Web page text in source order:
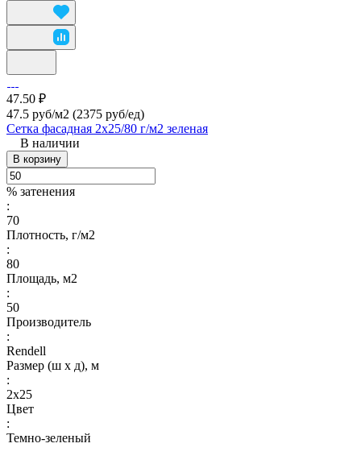
47.50 ₽
47.5 руб/м2 (2375 руб/eд)
Сетка фасадная 2х25/80 г/м2 зеленая
В наличии
В корзину
% затенения
:
70
Плотность, г/м2
:
80
Площадь, м2
:
50
Производитель
:
Rendell
Размер (ш х д), м
:
2х25
Цвет
:
Темно-зеленый